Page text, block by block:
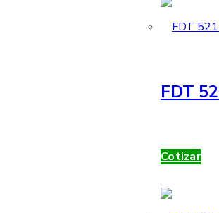
FDT
Cotizar